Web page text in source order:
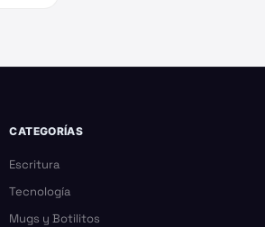
CATEGORÍAS
Escritura
Tecnología
Mugs y Botilitos